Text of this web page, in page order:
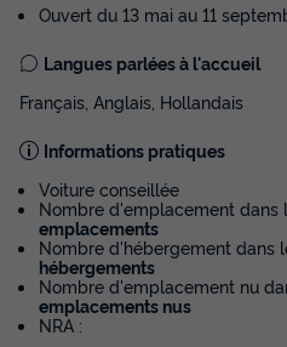
Ouvert du 13 mai au 11
Langues parlées à l'accueil
Français, Anglais, Hollandais
Informations pratiques
Voiture conseillée
Nombre d'emplacement dans
emplacements
Nombre d'hébergement dans
hébergements
Nombre d'emplacement nu
emplacements nus
NRA :